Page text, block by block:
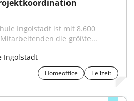
Ingolstadt ist mit 8.600
die größte...
Ingolstadt
Homeoffice Teilzeit